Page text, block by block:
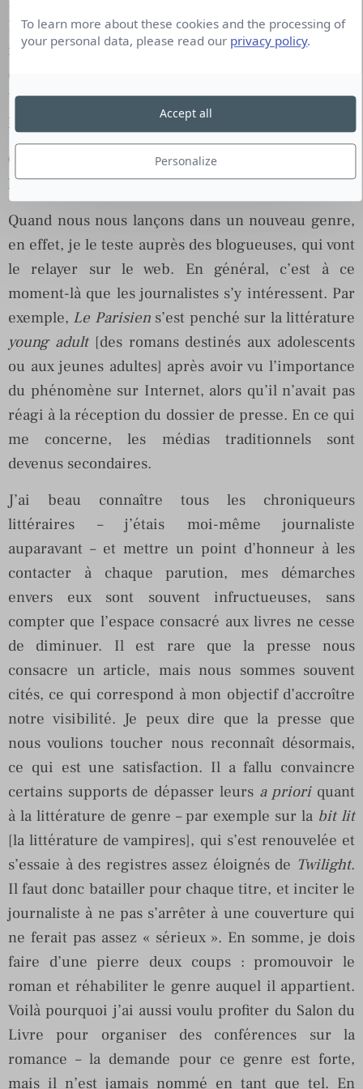
Ladies Club sortira en juin, avec un bandeau
indiquant cette distinction. L’impact de cette
opération a été démultiplié par le fait que les
blogueuses ont pu soumettre leur sélection à leurs
lectrices et solliciter leur avis.
Quelle importance accordez-vous à la presse, si
les premiers prescripteurs sont les blogueurs ?
Quand nous nous lançons dans un nouveau genre,
en effet, je le teste auprès des blogueuses, qui vont
le relayer sur le web. En général, c’est à ce
moment-là que les journalistes s’y intéressent. Par
exemple, Le Parisien s’est penché sur la littérature
young adult [des romans destinés aux adolescents
ou aux jeunes adultes] après avoir vu l’importance
du phénomène sur Internet, alors qu’il n’avait pas
réagi à la réception du dossier de presse. En ce qui
me concerne, les médias traditionnels sont
devenus secondaires.
J’ai beau connaître tous les chroniqueurs
littéraires – j’étais moi-même journaliste
auparavant – et mettre un point d’honneur à les
contacter à chaque parution, mes démarches
envers eux sont souvent infructueuses, sans
compter que l’espace consacré aux livres ne cesse
de diminuer. Il est rare que la presse nous
consacre un article, mais nous sommes souvent
cités, ce qui correspond à mon objectif d’accroître
notre visibilité. Je peux dire que la presse que
nous voulions toucher nous reconnaît désormais,
ce qui est une satisfaction. Il a fallu convaincre
certains supports de dépasser leurs a prioriquant
à la littérature de genre – par exemple sur la bit lit
[la littérature de vampires], qui s’est renouvelée et
s’essaie à des registres assez éloignés de Twilight.
Il faut donc batailler pour chaque titre, et inciter le
journaliste à ne pas s’arrêter à une couverture qui
ne ferait pas assez « sérieux ». En somme, je dois
faire d’une pierre deux coups : promouvoir le
roman et réhabiliter le genre auquel il appartient.
Voilà pourquoi j’ai aussi voulu profiter du Salon du
Livre pour organiser des conférences sur la
romance – la demande pour ce genre est forte,
mais il n’est jamais nommé en tant que tel. En
To learn more about these cookies and the processing of
your personal data, please read our privacy policy.
Personalize
Accept all